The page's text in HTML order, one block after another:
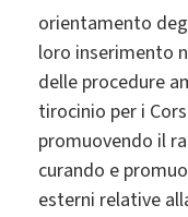
orientamento
loro inserimento
delle procedure
tirocinio per i
promuovendo il
curando e
esterni relative